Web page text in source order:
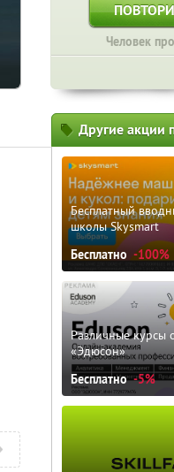
Человек
Другие акции
Бесплатный
школы Skysmart
Бесплатно -100%
Различные курсы
«Эдюсон»
Бесплатно -5%